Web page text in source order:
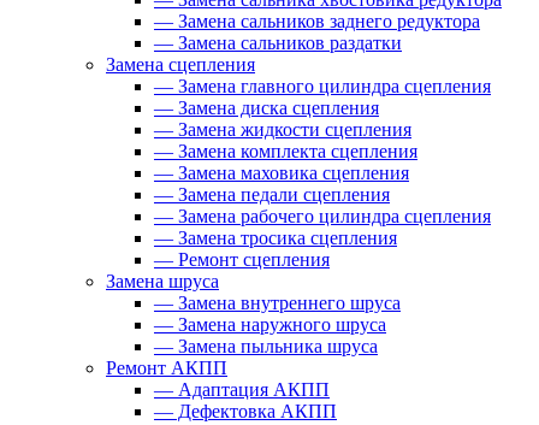
— Замена сальников заднего редуктора
— Замена сальников раздатки
Замена сцепления
— Замена главного цилиндра сцепления
— Замена диска сцепления
— Замена жидкости сцепления
— Замена комплекта сцепления
— Замена маховика сцепления
— Замена педали сцепления
— Замена рабочего цилиндра сцепления
— Замена тросика сцепления
— Ремонт сцепления
Замена шруса
— Замена внутреннего шруса
— Замена наружного шруса
— Замена пыльника шруса
Ремонт АКПП
— Адаптация АКПП
— Дефектовка АКПП